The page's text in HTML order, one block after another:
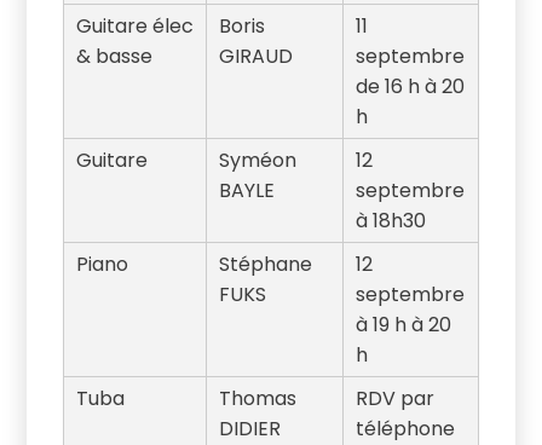
Guitare élec
& basse
Boris
GIRAUD
11
septembre
de 16 h à 20
h
Guitare
Syméon
BAYLE
12
septembre
à 18h30
Piano
Stéphane
FUKS
12
septembre
à 19 h à 20
h
Tuba
Thomas
DIDIER
RDV par
téléphone